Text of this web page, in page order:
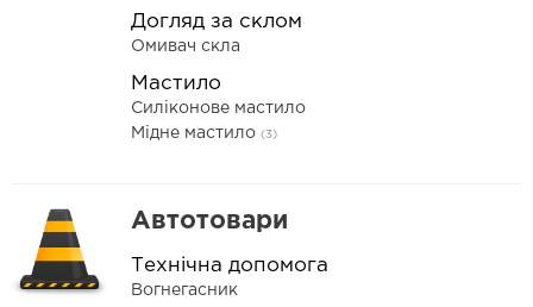
Догляд за склом
Омивач скла
Мастило
Силіконове мастило
Мідне мастило (3)
Автотовари
Технічна допомога
Вогнегасник